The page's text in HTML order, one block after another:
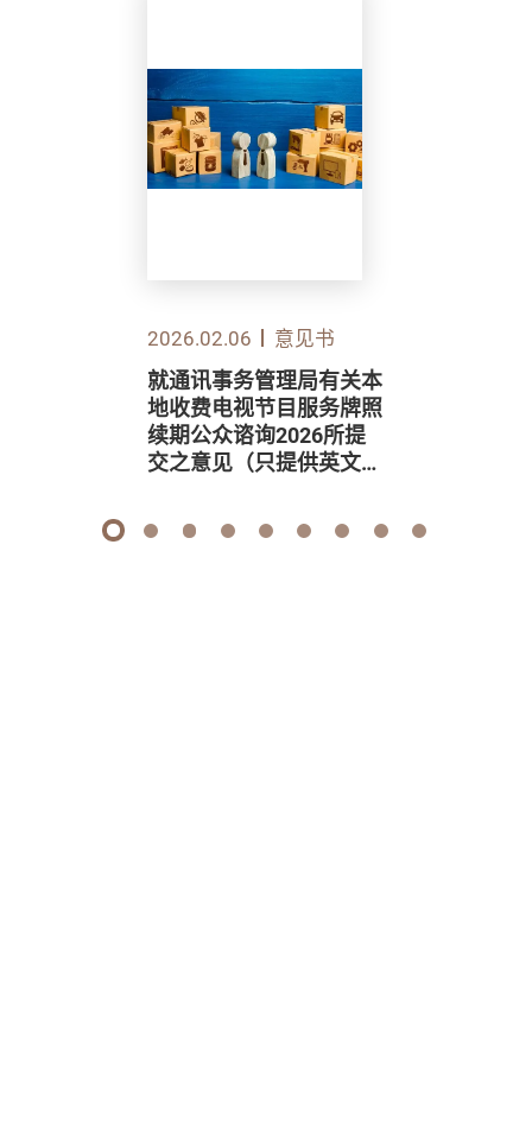
2026.02.06 意见书
就通讯事务管理局有关本
地收费电视节目服务牌照
续期公众谘询2026所提
交之意见（只提供英文
1 2 3 4 5 6 7 8 9